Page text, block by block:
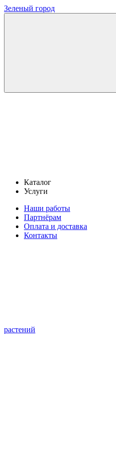
Зеленый город
Каталог
Услуги
Наши работы
Партнёрам
Оплата и доставка
Контакты
растений